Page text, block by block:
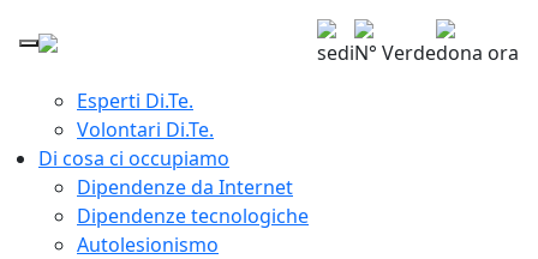
Chi siamo
Esperti Di.Te.
Volontari Di.Te.
Di cosa ci occupiamo
Dipendenze da Internet
Dipendenze tecnologiche
Autolesionismo
sediN° Verdedona ora